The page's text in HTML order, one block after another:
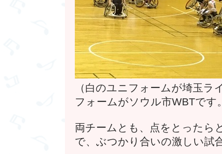
（白のユニフォームが埼玉ラ
フォームがソウル市WBTです
両チームとも、点をとったら
で、ぶつかり合いの激しい試